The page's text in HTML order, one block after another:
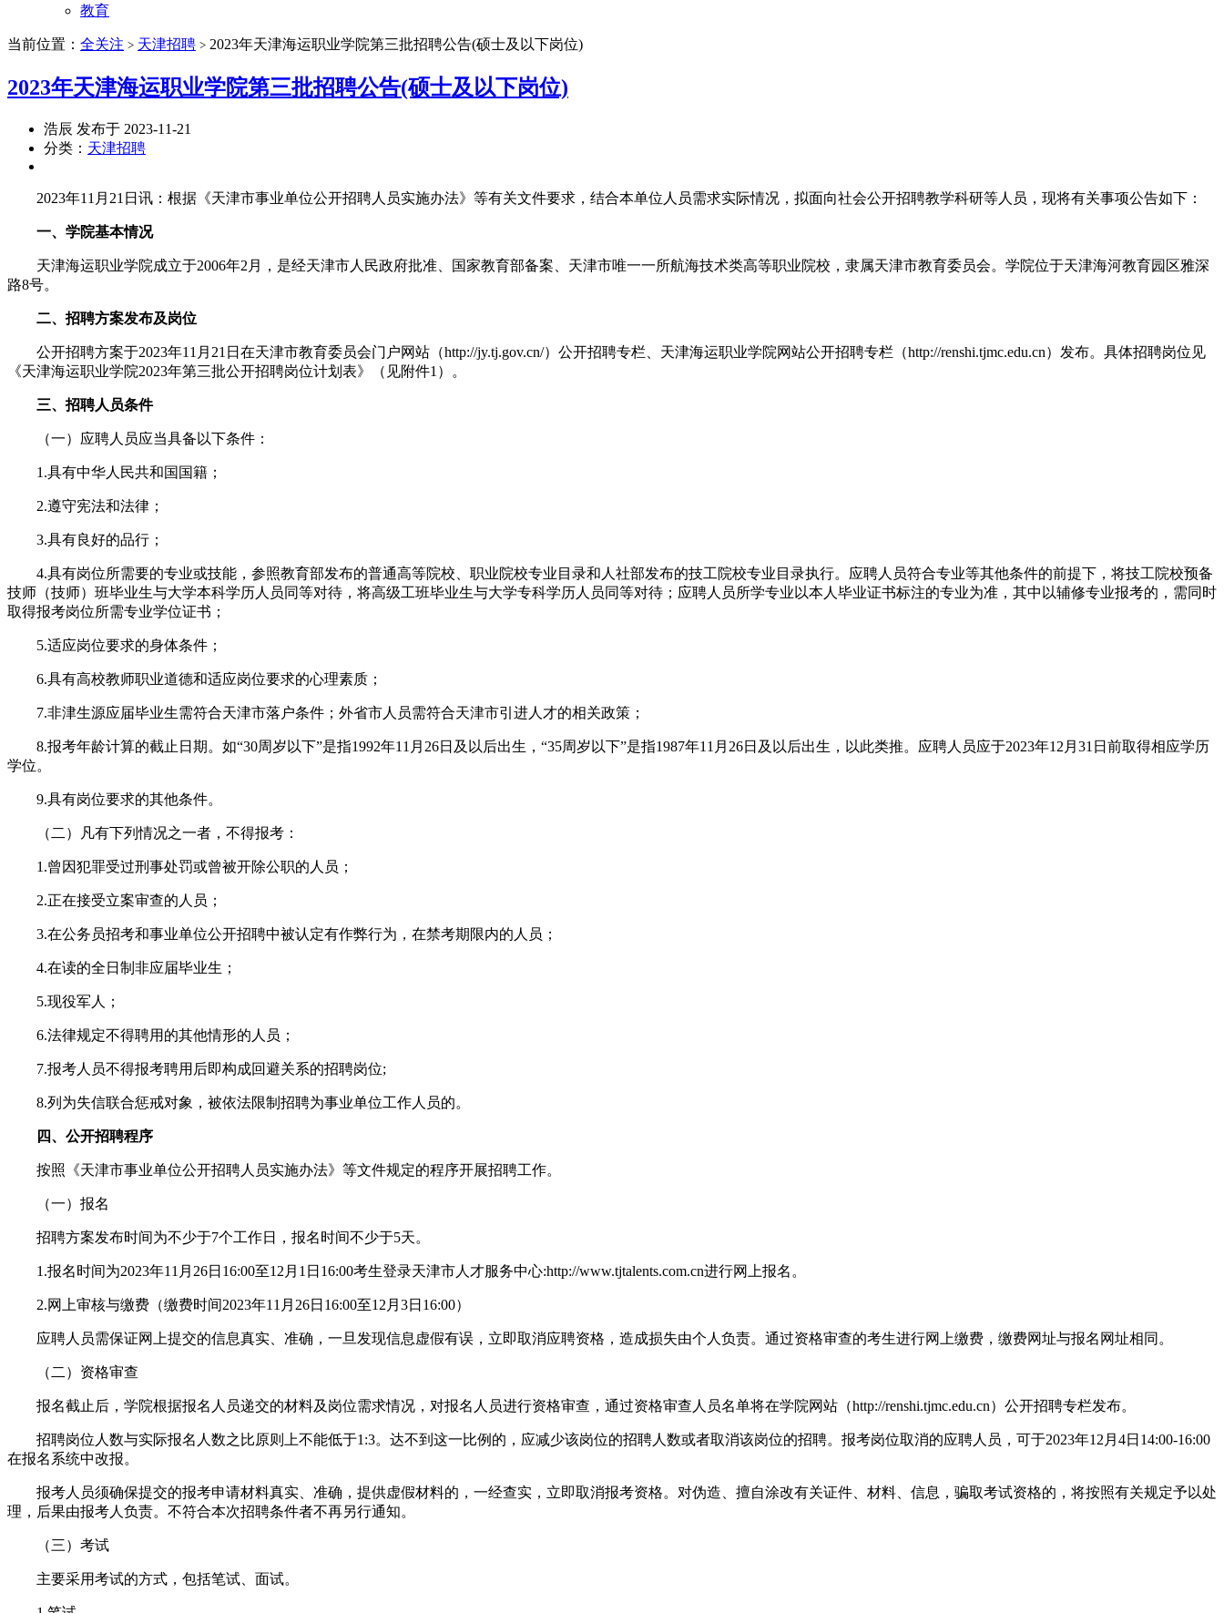
教育
当前位置： 全关注 > 天津招聘 > 2023年天津海运职业学院第三批招聘公告(硕士及以下岗位)
2023年天津海运职业学院第三批招聘公告(硕士及以下岗位)
浩辰 发布于 2023-11-21
分类： 天津招聘
2023年11月21日讯：根据《天津市事业单位公开招聘人员实施办法》等有关文件要求，结合本单位人员需求实际情况，拟面向社会公开招聘教学科研等人员，现将有关事项公告如下：
一、学院基本情况
天津海运职业学院成立于2006年2月，是经天津市人民政府批准、国家教育部备案、天津市唯一一所航海技术类高等职业院校，隶属天津市教育委员会。学院位于天津海河教育园区雅深
路8号。
二、招聘方案发布及岗位
公开招聘方案于2023年11月21日在天津市教育委员会门户网站（http://jy.tj.gov.cn/）公开招聘专栏、天津海运职业学院网站公开招聘专栏（http://renshi.tjmc.edu.cn）发布。具体招聘岗位见
《天津海运职业学院2023年第三批公开招聘岗位计划表》（见附件1）。
三、招聘人员条件
（一）应聘人员应当具备以下条件：
1.具有中华人民共和国国籍；
2.遵守宪法和法律；
3.具有良好的品行；
4.具有岗位所需要的专业或技能，参照教育部发布的普通高等院校、职业院校专业目录和人社部发布的技工院校专业目录执行。应聘人员符合专业等其他条件的前提下，将技工院校预备
技师（技师）班毕业生与大学本科学历人员同等对待，将高级工班毕业生与大学专科学历人员同等对待；应聘人员所学专业以本人毕业证书标注的专业为准，其中以辅修专业报考的，需同时
取得报考岗位所需专业学位证书；
5.适应岗位要求的身体条件；
6.具有高校教师职业道德和适应岗位要求的心理素质；
7.非津生源应届毕业生需符合天津市落户条件；外省市人员需符合天津市引进人才的相关政策；
8.报考年龄计算的截止日期。如“30周岁以下”是指1992年11月26日及以后出生，“35周岁以下”是指1987年11月26日及以后出生，以此类推。应聘人员应于2023年12月31日前取得相应学历
学位。
9.具有岗位要求的其他条件。
（二）凡有下列情况之一者，不得报考：
1.曾因犯罪受过刑事处罚或曾被开除公职的人员；
2.正在接受立案审查的人员；
3.在公务员招考和事业单位公开招聘中被认定有作弊行为，在禁考期限内的人员；
4.在读的全日制非应届毕业生；
5.现役军人；
6.法律规定不得聘用的其他情形的人员；
7.报考人员不得报考聘用后即构成回避关系的招聘岗位;
8.列为失信联合惩戒对象，被依法限制招聘为事业单位工作人员的。
四、公开招聘程序
按照《天津市事业单位公开招聘人员实施办法》等文件规定的程序开展招聘工作。
（一）报名
招聘方案发布时间为不少于7个工作日，报名时间不少于5天。
1.报名时间为2023年11月26日16:00至12月1日16:00考生登录天津市人才服务中心:http://www.tjtalents.com.cn进行网上报名。
2.网上审核与缴费（缴费时间2023年11月26日16:00至12月3日16:00）
应聘人员需保证网上提交的信息真实、准确，一旦发现信息虚假有误，立即取消应聘资格，造成损失由个人负责。通过资格审查的考生进行网上缴费，缴费网址与报名网址相同。
（二）资格审查
报名截止后，学院根据报名人员递交的材料及岗位需求情况，对报名人员进行资格审查，通过资格审查人员名单将在学院网站（http://renshi.tjmc.edu.cn）公开招聘专栏发布。
招聘岗位人数与实际报名人数之比原则上不能低于1:3。达不到这一比例的，应减少该岗位的招聘人数或者取消该岗位的招聘。报考岗位取消的应聘人员，可于2023年12月4日14:00-16:00
在报名系统中改报。
报考人员须确保提交的报考申请材料真实、准确，提供虚假材料的，一经查实，立即取消报考资格。对伪造、擅自涂改有关证件、材料、信息，骗取考试资格的，将按照有关规定予以处
理，后果由报考人负责。不符合本次招聘条件者不再另行通知。
（三）考试
主要采用考试的方式，包括笔试、面试。